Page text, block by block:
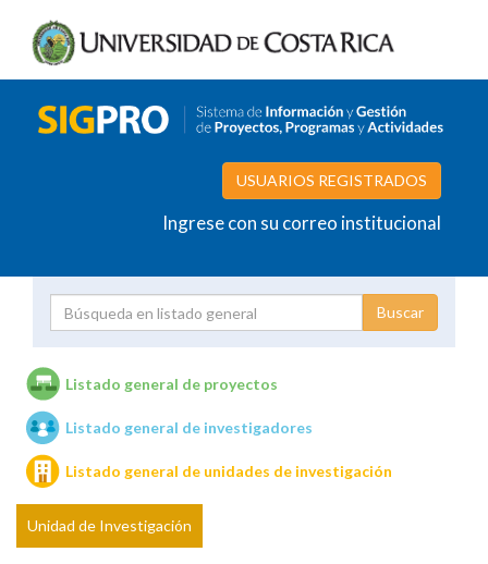
USUARIOS REGISTRADOS
Ingrese con su correo institucional
Unidades de investigación
Listado general de proyectos
Listado general de investigadores
Listado general de unidades de investigación
Unidad de Investigación